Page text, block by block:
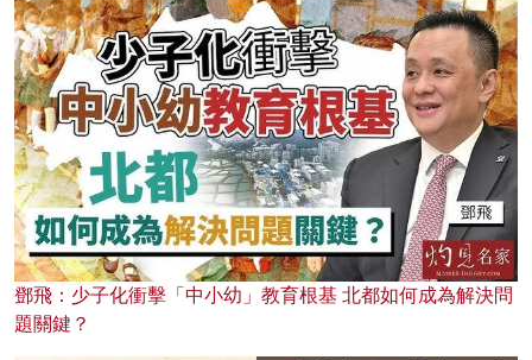
鄧飛：少子化衝擊「中小幼」教育根基 北都如何成為解決問
題關鍵？